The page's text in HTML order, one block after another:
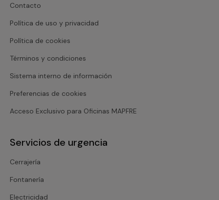
Contacto
Política de uso y privacidad
Política de cookies
Términos y condiciones
Sistema interno de información
Preferencias de cookies
Acceso Exclusivo para Oficinas MAPFRE
Servicios de urgencia
Cerrajería
Fontanería
Electricidad